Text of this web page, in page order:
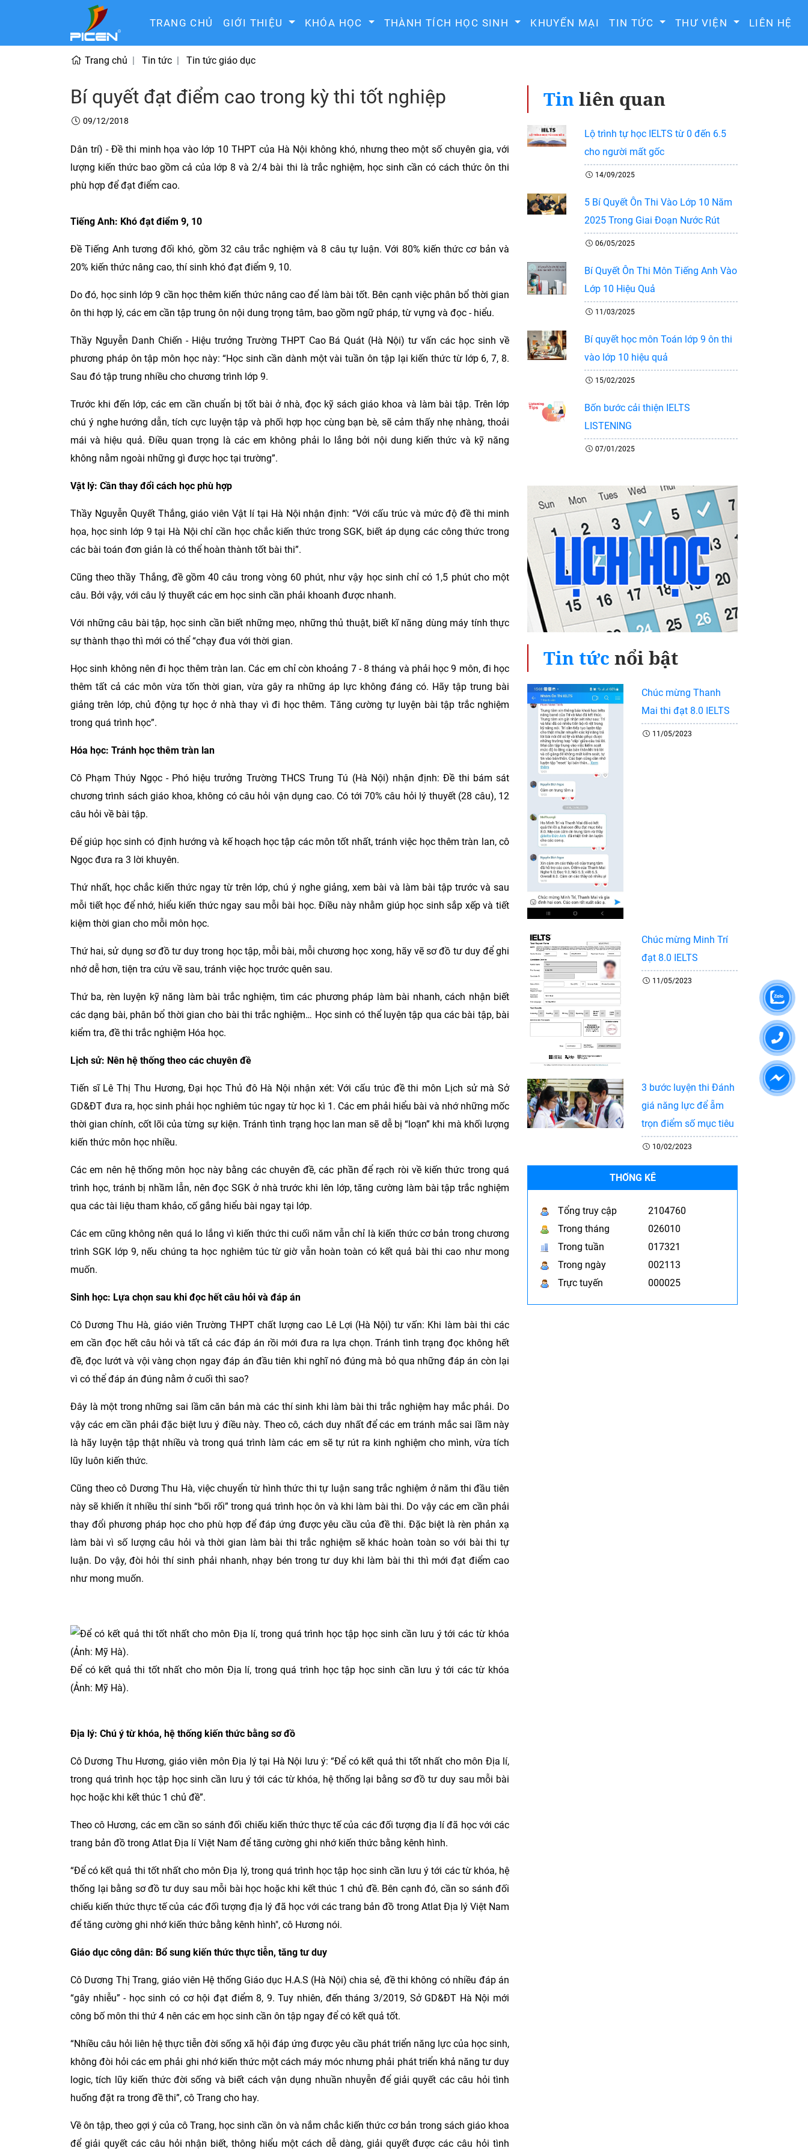
TRANG CHỦ GIỚI THIỆU KHÓA HỌC THÀNH TÍCH HỌC SINH KHUYẾN MẠI TIN TỨC THƯ VIỆN LIÊN HỆ
Trang chủ Tin tức Tin tức giáo dục
Bí quyết đạt điểm cao trong kỳ thi tốt nghiệp
09/12/2018
Dân trí) - Đề thi minh họa vào lớp 10 THPT của Hà Nội không khó, nhưng theo một số chuyên gia, với
lượng kiến thức bao gồm cả của lớp 8 và 2/4 bài thi là trắc nghiệm, học sinh cần có cách thức ôn thi
phù hợp để đạt điểm cao.
Tiếng Anh: Khó đạt điểm 9, 10
Đề Tiếng Anh tương đối khó, gồm 32 câu trắc nghiệm và 8 câu tự luận. Với 80% kiến thức cơ bản và
20% kiến thức nâng cao, thí sinh khó đạt điểm 9, 10.
Do đó, học sinh lớp 9 cần học thêm kiến thức nâng cao để làm bài tốt. Bên cạnh việc phân bổ thời gian
ôn thi hợp lý, các em cần tập trung ôn nội dung trọng tâm, bao gồm ngữ pháp, từ vựng và đọc - hiểu.
Thầy Nguyễn Danh Chiến - Hiệu trưởng Trường THPT Cao Bá Quát (Hà Nội) tư vấn các học sinh về
phương pháp ôn tập môn học này: “Học sinh cần dành một vài tuần ôn tập lại kiến thức từ lớp 6, 7, 8.
Sau đó tập trung nhiều cho chương trình lớp 9.
Trước khi đến lớp, các em cần chuẩn bị tốt bài ở nhà, đọc kỹ sách giáo khoa và làm bài tập. Trên lớp
chú ý nghe hướng dẫn, tích cực luyện tập và phối hợp học cùng bạn bè, sẽ cảm thấy nhẹ nhàng, thoải
mái và hiệu quả. Điều quan trọng là các em không phải lo lắng bởi nội dung kiến thức và kỹ năng
không nằm ngoài những gì được học tại trường”.
Vật lý: Cần thay đổi cách học phù hợp
Thầy Nguyễn Quyết Thắng, giáo viên Vật lí tại Hà Nội nhận định: “Với cấu trúc và mức độ đề thi minh
họa, học sinh lớp 9 tại Hà Nội chỉ cần học chắc kiến thức trong SGK, biết áp dụng các công thức trong
các bài toán đơn giản là có thể hoàn thành tốt bài thi”.
Cũng theo thầy Thắng, đề gồm 40 câu trong vòng 60 phút, như vậy học sinh chỉ có 1,5 phút cho một
câu. Bởi vậy, với câu lý thuyết các em học sinh cần phải khoanh được nhanh.
Với những câu bài tập, học sinh cần biết những mẹo, những thủ thuật, biết kĩ năng dùng máy tính thực
sự thành thạo thì mới có thể “chạy đua với thời gian.
Học sinh không nên đi học thêm tràn lan. Các em chỉ còn khoảng 7 - 8 tháng và phải học 9 môn, đi học
thêm tất cả các môn vừa tốn thời gian, vừa gây ra những áp lực không đáng có. Hãy tập trung bài
giảng trên lớp, chủ động tự học ở nhà thay vì đi học thêm. Tăng cường tự luyện bài tập trắc nghiệm
trong quá trình học”.
Hóa học: Tránh học thêm tràn lan
Cô Phạm Thúy Ngọc - Phó hiệu trưởng Trường THCS Trung Tú (Hà Nội) nhận định: Đề thi bám sát
chương trình sách giáo khoa, không có câu hỏi vận dụng cao. Có tới 70% câu hỏi lý thuyết (28 câu), 12
câu hỏi về bài tập.
Để giúp học sinh có định hướng và kế hoạch học tập các môn tốt nhất, tránh việc học thêm tràn lan, cô
Ngọc đưa ra 3 lời khuyên.
Thứ nhất, học chắc kiến thức ngay từ trên lớp, chú ý nghe giảng, xem bài và làm bài tập trước và sau
mỗi tiết học để nhớ, hiểu kiến thức ngay sau mỗi bài học. Điều này nhằm giúp học sinh sắp xếp và tiết
kiệm thời gian cho mỗi môn học.
Thứ hai, sử dụng sơ đồ tư duy trong học tập, mỗi bài, mỗi chương học xong, hãy vẽ sơ đồ tư duy để ghi
nhớ dễ hơn, tiện tra cứu về sau, tránh việc học trước quên sau.
Thứ ba, rèn luyện kỹ năng làm bài trắc nghiệm, tìm các phương pháp làm bài nhanh, cách nhận biết
các dạng bài, phân bổ thời gian cho bài thi trắc nghiệm… Học sinh có thể luyện tập qua các bài tập, bài
kiểm tra, đề thi trắc nghiệm Hóa học.
Lịch sử: Nên hệ thống theo các chuyên đề
Tiến sĩ Lê Thị Thu Hương, Đại học Thủ đô Hà Nội nhận xét: Với cấu trúc đề thi môn Lịch sử mà Sở
GD&ĐT đưa ra, học sinh phải học nghiêm túc ngay từ học kì 1. Các em phải hiểu bài và nhớ những mốc
thời gian chính, cốt lõi của từng sự kiện. Tránh tình trạng học lan man sẽ dễ bị “loạn” khi mà khối lượng
kiến thức môn học nhiều.
Các em nên hệ thống môn học này bằng các chuyên đề, các phần để rạch ròi về kiến thức trong quá
trình học, tránh bị nhầm lẫn, nên đọc SGK ở nhà trước khi lên lớp, tăng cường làm bài tập trắc nghiệm
qua các tài liệu tham khảo, cố gắng hiểu bài ngay tại lớp.
Các em cũng không nên quá lo lắng vì kiến thức thi cuối năm vẫn chỉ là kiến thức cơ bản trong chương
trình SGK lớp 9, nếu chúng ta học nghiêm túc từ giờ vẫn hoàn toàn có kết quả bài thi cao như mong
muốn.
Sinh học: Lựa chọn sau khi đọc hết câu hỏi và đáp án
Cô Dương Thu Hà, giáo viên Trường THPT chất lượng cao Lê Lợi (Hà Nội) tư vấn: Khi làm bài thi các
em cần đọc hết câu hỏi và tất cả các đáp án rồi mới đưa ra lựa chọn. Tránh tình trạng đọc không hết
đề, đọc lướt và vội vàng chọn ngay đáp án đầu tiên khi nghĩ nó đúng mà bỏ qua những đáp án còn lại
vì có thể đáp án đúng nằm ở cuối thì sao?
Đây là một trong những sai lầm căn bản mà các thí sinh khi làm bài thi trắc nghiệm hay mắc phải. Do
vậy các em cần phải đặc biệt lưu ý điều này. Theo cô, cách duy nhất để các em tránh mắc sai lầm này
là hãy luyện tập thật nhiều và trong quá trình làm các em sẽ tự rút ra kinh nghiệm cho mình, vừa tích
lũy luôn kiến thức.
Cũng theo cô Dương Thu Hà, việc chuyển từ hình thức thi tự luận sang trắc nghiệm ở năm thi đầu tiên
này sẽ khiến ít nhiều thí sinh “bối rối” trong quá trình học ôn và khi làm bài thi. Do vậy các em cần phải
thay đổi phương pháp học cho phù hợp để đáp ứng được yêu cầu của đề thi. Đặc biệt là rèn phản xạ
làm bài vì số lượng câu hỏi và thời gian làm bài thi trắc nghiệm sẽ khác hoàn toàn so với bài thi tự
luận. Do vậy, đòi hỏi thí sinh phải nhanh, nhạy bén trong tư duy khi làm bài thi thì mới đạt điểm cao
như mong muốn.
Để có kết quả thi tốt nhất cho môn Địa lí, trong quá trình học tập học sinh cần lưu ý tới các từ khóa
(Ảnh: Mỹ Hà).
Địa lý: Chú ý từ khóa, hệ thống kiến thức bằng sơ đồ
Cô Dương Thu Hương, giáo viên môn Địa lý tại Hà Nội lưu ý: “Để có kết quả thi tốt nhất cho môn Địa lí,
trong quá trình học tập học sinh cần lưu ý tới các từ khóa, hệ thống lại bằng sơ đồ tư duy sau mỗi bài
học hoặc khi kết thúc 1 chủ đề”.
Theo cô Hương, các em cần so sánh đối chiếu kiến thức thực tế của các đối tượng địa lí đã học với các
trang bản đồ trong Atlat Địa lí Việt Nam để tăng cường ghi nhớ kiến thức bằng kênh hình.
“Để có kết quả thi tốt nhất cho môn Địa lý, trong quá trình học tập học sinh cần lưu ý tới các từ khóa, hệ
thống lại bằng sơ đồ tư duy sau mỗi bài học hoặc khi kết thúc 1 chủ đề. Bên cạnh đó, cần so sánh đối
chiếu kiến thức thực tế của các đối tượng địa lý đã học với các trang bản đồ trong Atlat Địa lý Việt Nam
để tăng cường ghi nhớ kiến thức bằng kênh hình", cô Hương nói.
Giáo dục công dân: Bổ sung kiến thức thực tiễn, tăng tư duy
Cô Dương Thị Trang, giáo viên Hệ thống Giáo dục H.A.S (Hà Nội) chia sẻ, đề thi không có nhiều đáp án
“gây nhiễu” - học sinh có cơ hội đạt điểm 8, 9. Tuy nhiên, đến tháng 3/2019, Sở GD&ĐT Hà Nội mới
công bố môn thi thứ 4 nên các em học sinh cần ôn tập ngay để có kết quả tốt.
“Nhiều câu hỏi liên hệ thực tiễn đời sống xã hội đáp ứng được yêu cầu phát triển năng lực của học sinh,
không đòi hỏi các em phải ghi nhớ kiến thức một cách máy móc nhưng phải phát triển khả năng tư duy
logic, tích lũy kiến thức đời sống và biết cách vận dụng nhuần nhuyễn để giải quyết các câu hỏi tình
huống đặt ra trong đề thi”, cô Trang cho hay.
Về ôn tập, theo gợi ý của cô Trang, học sinh cần ôn và nắm chắc kiến thức cơ bản trong sách giáo khoa
để giải quyết các câu hỏi nhận biết, thông hiểu một cách dễ dàng, giải quyết được các câu hỏi tình
Tinliên quan
Lộ trình tự học IELTS từ 0 đến 6.5
cho người mất gốc
14/09/2025
5 Bí Quyết Ôn Thi Vào Lớp 10 Năm
2025 Trong Giai Đoạn Nước Rút
06/05/2025
Bí Quyết Ôn Thi Môn Tiếng Anh Vào
Lớp 10 Hiệu Quả
11/03/2025
Bí quyết học môn Toán lớp 9 ôn thi
vào lớp 10 hiệu quả
15/02/2025
Bốn bước cải thiện IELTS
LISTENING
07/01/2025
Tin tức nổi bật
Chúc mừng Thanh
Mai thi đạt 8.0 IELTS
11/05/2023
Chúc mừng Minh Trí
đạt 8.0 IELTS
11/05/2023
3 bước luyện thi Đánh
giá năng lực để ẵm
trọn điểm số mục tiêu
10/02/2023
THỐNG KÊ
Tổng truy cập
2104760
Trong tháng
026010
Trong tuần
017321
Trong ngày
002113
Trực tuyến
000025